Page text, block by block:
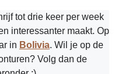
tot drie keer per week
interessanter maakt. Op
in Bolivia. Wil je op de
Volg dan de